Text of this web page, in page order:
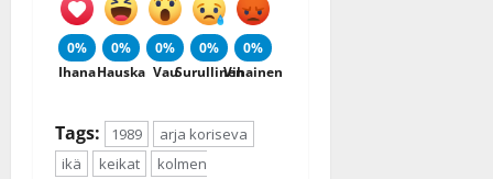
0%
Ihana
0%
Hauska
0%
Vau
0%
Surullinen
0%
Vihainen
Tags: 1989
arja koriseva
ikä
keikat
kolmen